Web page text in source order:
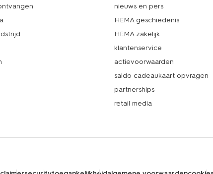
nieuws en pers
HEMA geschiedenis
HEMA zakelijk
klantenservice
actievoorwaarden
saldo cadeaukaart opvragen
partnerships
retail media